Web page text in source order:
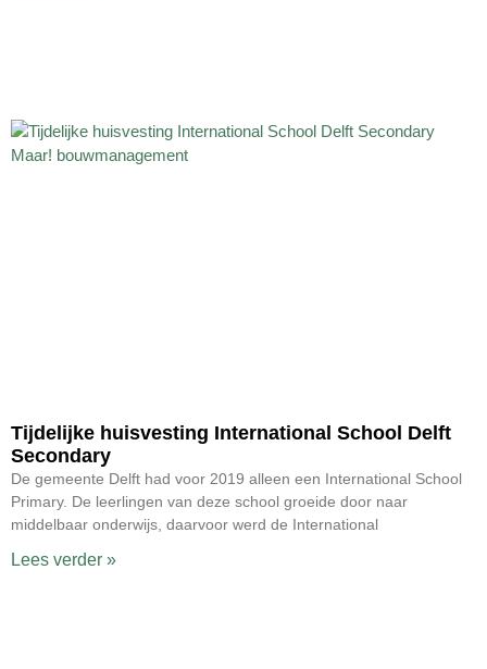
Tijdelijke huisvesting International School Delft
Secondary
De gemeente Delft had voor 2019 alleen een International School
Primary. De leerlingen van deze school groeide door naar
middelbaar onderwijs, daarvoor werd de International
Lees verder »